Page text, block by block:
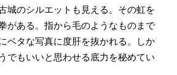
城のシルエットも見える。その虹を
がある。指から毛のようなものまで
ベタな写真に度肝を抜かれる。しか
でもいいと思わせる底力を秘めてい